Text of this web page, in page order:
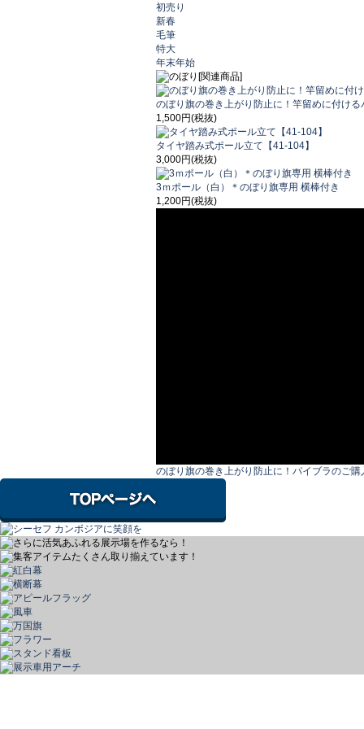
初売り
新春
毛筆
特大
年末年始
のぼり旗の巻き上がり防止に！竿留めに付ける
1,500円(税抜)
タイヤ踏み式ポール立て【41-104】
3,000円(税抜)
3ｍポール（白）＊のぼり旗専用 横棒付き
1,200円(税抜)
のぼり旗の巻き上がり防止に！パイブラのご購